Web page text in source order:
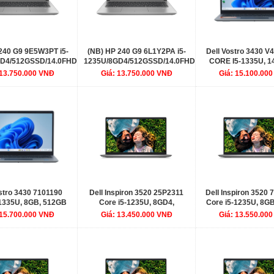
G9 9E5W3PT i5-
512GSSD/14.0FHD/WLax/BT5/3C41WHr/W11SL/BẠC
VNĐ
(NB) HP 240 G9 6L1Y2PA i5-
1235U/8GD4/512GSSD/14.0FHD/Wlac/BT4.2/3C41WHr/
Giá: 13.750.000 VNĐ
Dell Vostro 3430
CORE I5-1335U,
FHD/ 1X8G/
Giá:
3430 7101190
8GB, 512GB
Iris Xe Graphics,
VNĐ
Dell Inspiron 3520 25P2311
Core i5-1235U, 8GD4,
512SSD, 15.6FHD, 120Hz,
Giá: 13.450.000 VNĐ
Dell Inspiron 3520
Core i5-1235U,
SSD, Intel UHD
Giá: